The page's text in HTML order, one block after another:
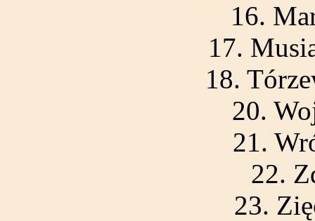
16.
17.
18.
20.
21.
22.
23.